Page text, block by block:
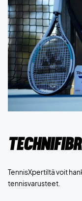
TennisXpertiltä voit
tennisvarusteet.